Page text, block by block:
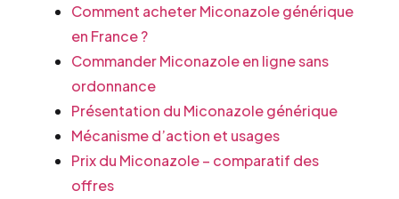
Comment acheter Miconazole générique
en France ?
Commander Miconazole en ligne sans
ordonnance
Présentation du Miconazole générique
Mécanisme d’action et usages
Prix du Miconazole – comparatif des
offres